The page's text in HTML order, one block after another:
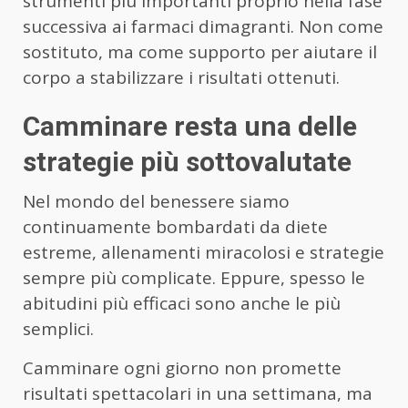
successiva ai farmaci dimagranti. Non come
sostituto, ma come supporto per aiutare il
corpo a stabilizzare i risultati ottenuti.
Camminare resta una delle
strategie più sottovalutate
Nel mondo del benessere siamo
continuamente bombardati da diete
estreme, allenamenti miracolosi e strategie
sempre più complicate. Eppure, spesso le
abitudini più efficaci sono anche le più
semplici.
Camminare ogni giorno non promette
risultati spettacolari in una settimana, ma